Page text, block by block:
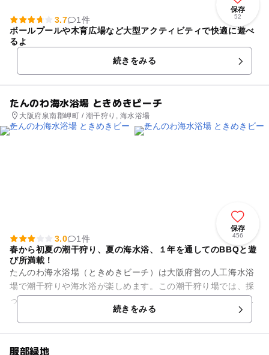
保存
52
3.7
1件
ボールプールや木育広場など大型アクティビティで快適に遊べ
るよ
続きをみる
たんのわ海水浴場 ときめきビーチ
大阪府泉南郡岬町 / 潮干狩り, 海水浴場
保存
456
3.0
1件
春から初夏の潮干狩り、夏の海水浴、１年を通してのBBQと遊
び所満載！
たんのわ海水浴場（ときめきビーチ）は大阪府営の人工海水浴
場で潮干狩りや海水浴が楽しめます。この潮干狩り場では、採
った貝（あさり）を交換して砂抜きした貝を受け取るシステム
となっていて、大人800g...続きをみる
服部緑地